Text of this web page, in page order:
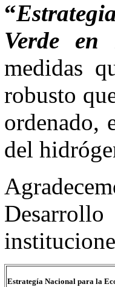
“
Verde en
medidas
robusto
ordenado,
del
Estrategía Nacional para la